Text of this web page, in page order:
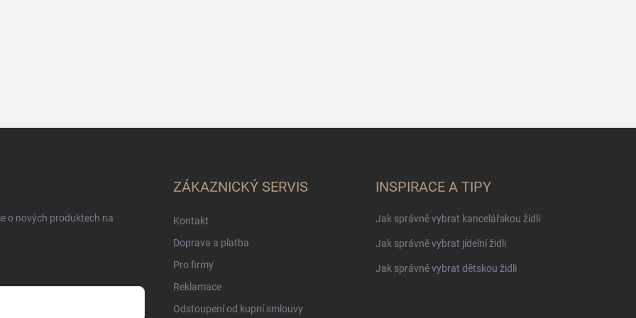
o nových produktech na
ZÁKAZNICKÝ SERVIS
Kontakt
Doprava a platba
Pro firmy
Reklamace
Odstoupení od kupní smlouvy
INSPIRACE A TIPY
Jak správně vybrat kancelářskou židli
Jak správně vybrat jídelní židli
Jak správně vybrat dětskou židli